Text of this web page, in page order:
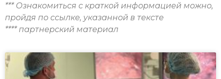
*** Ознакомиться с краткой информацией можно,
пройдя по ссылке, указанной в тексте
**** партнерский материал